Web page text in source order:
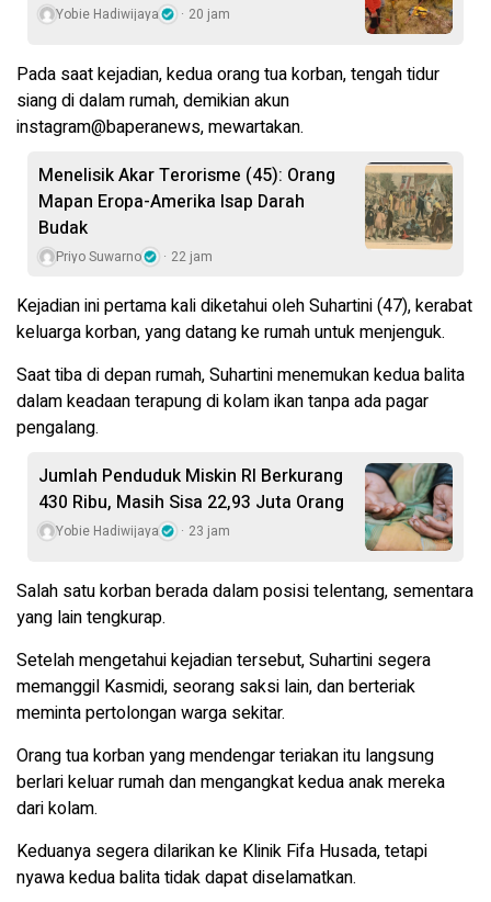
Yobie Hadiwijaya 20 jam
Pada saat kejadian, kedua orang tua korban, tengah tidur
siang di dalam rumah, demikian akun
instagram@baperanews, mewartakan.
Menelisik Akar Terorisme (45): Orang
Mapan Eropa-Amerika Isap Darah
Budak
Priyo Suwarno 22 jam
Kejadian ini pertama kali diketahui oleh Suhartini (47), kerabat
keluarga korban, yang datang ke rumah untuk menjenguk.
Saat tiba di depan rumah, Suhartini menemukan kedua balita
dalam keadaan terapung di kolam ikan tanpa ada pagar
pengalang.
Jumlah Penduduk Miskin RI Berkurang
430 Ribu, Masih Sisa 22,93 Juta Orang
Yobie Hadiwijaya 23 jam
Salah satu korban berada dalam posisi telentang, sementara
yang lain tengkurap.
Setelah mengetahui kejadian tersebut, Suhartini segera
memanggil Kasmidi, seorang saksi lain, dan berteriak
meminta pertolongan warga sekitar.
Orang tua korban yang mendengar teriakan itu langsung
berlari keluar rumah dan mengangkat kedua anak mereka
dari kolam.
Keduanya segera dilarikan ke Klinik Fifa Husada, tetapi
nyawa kedua balita tidak dapat diselamatkan.